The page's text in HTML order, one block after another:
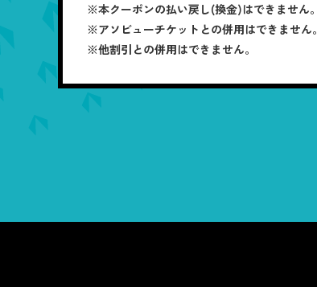
※本クーポンの払い戻し(換金)はできません。
※アソビューチケットとの併用はできません。
※他割引との併用はできません。